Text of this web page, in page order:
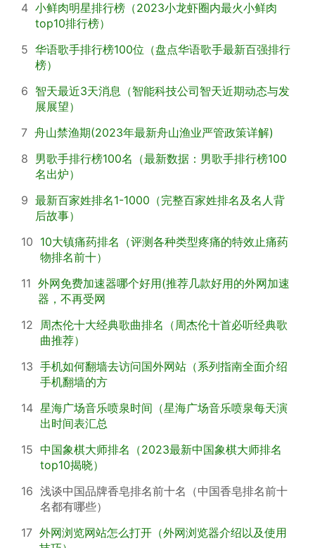
4 小鲜肉明星排行榜（2023小龙虾圈内最火小鲜肉
top10排行榜）
5 华语歌手排行榜100位（盘点华语歌手最新百强排行
榜）
6 智天最近3天消息（智能科技公司智天近期动态与发
展展望）
7 舟山禁渔期(2023年最新舟山渔业严管政策详解)
8 男歌手排行榜100名（最新数据：男歌手排行榜100
名出炉）
9 最新百家姓排名1-1000（完整百家姓排名及名人背
后故事）
10 10大镇痛药排名（评测各种类型疼痛的特效止痛药
物排名前十）
11 外网免费加速器哪个好用(推荐几款好用的外网加速
器，不再受网
12 周杰伦十大经典歌曲排名（周杰伦十首必听经典歌
曲推荐）
13 手机如何翻墙去访问国外网站（系列指南全面介绍
手机翻墙的方
14 星海广场音乐喷泉时间（星海广场音乐喷泉每天演
出时间表汇总
15 中国象棋大师排名（2023最新中国象棋大师排名
top10揭晓）
16 浅谈中国品牌香皂排名前十名（中国香皂排名前十
名都有哪些）
17 外网浏览网站怎么打开（外网浏览器介绍以及使用